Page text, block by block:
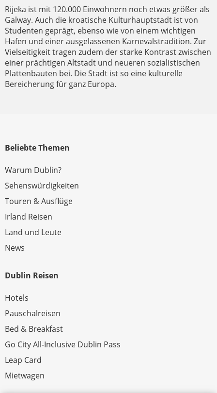
Rijeka ist mit 120.000 Einwohnern noch etwas größer als
Galway. Auch die kroatische Kulturhauptstadt ist von
Studenten geprägt, ebenso wie von einem wichtigen
Hafen und einer ausgelassenen Karnevalstradition. Zur
Vielseitigkeit tragen zudem der starke Kontrast zwischen
einer prächtigen Altstadt und neueren sozialistischen
Plattenbauten bei. Die Stadt ist so eine kulturelle
Bereicherung für ganz Europa.
Beliebte Themen
Warum Dublin?
Sehenswürdigkeiten
Touren & Ausflüge
Irland Reisen
Land und Leute
News
Dublin Reisen
Hotels
Pauschalreisen
Bed & Breakfast
Go City All-Inclusive Dublin Pass
Leap Card
Mietwagen